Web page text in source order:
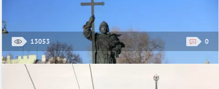
13053 0
Смотровые площадки Останкинской телебашни
Останкинская телебашня – одна из самых узнаваемых
достопримечательностей Москвы. Башня была построена в